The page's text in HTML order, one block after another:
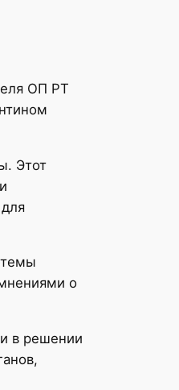
ОП РТ
Этот
о
в решении